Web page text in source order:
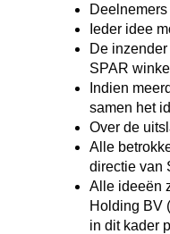
Ieder idee
De
SPAR
Indien
samen het
Over de
Alle
directie van
Alle ideeën
Holding BV
in dit kader